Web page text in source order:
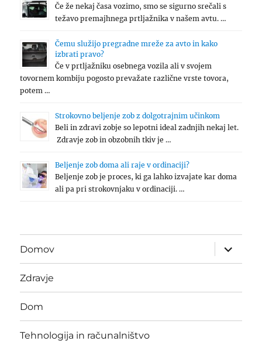
Če že nekaj časa vozimo, smo se sigurno srečali s
težavo premajhnega prtljažnika v našem avtu. …
Čemu služijo pregradne mreže za avto in kako
izbrati pravo?
Če v prtljažniku osebnega vozila ali v svojem
tovornem kombiju pogosto prevažate različne vrste tovora,
potem …
Strokovno beljenje zob z dolgotrajnim učinkom
Beli in zdravi zobje so lepotni ideal zadnjih nekaj let.
Zdravje zob in obzobnih tkiv je …
Beljenje zob doma ali raje v ordinaciji?
Beljenje zob je proces, ki ga lahko izvajate kar doma
ali pa pri strokovnjaku v ordinaciji. …
Domov
expand
child
menu
Zdravje
Dom
Tehnologija in računalništvo